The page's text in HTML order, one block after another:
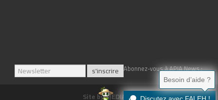
Abonnez-vous à APIA News :
Site byMEDIATIX
Besoin d’aide ?